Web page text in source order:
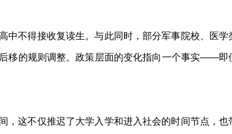
中不得接收复读生。与此同时，部分军事院校、医
移的规则调整。政策层面的变化指向一个事实——即
，这不仅推迟了大学入学和进入社会的时间节点，